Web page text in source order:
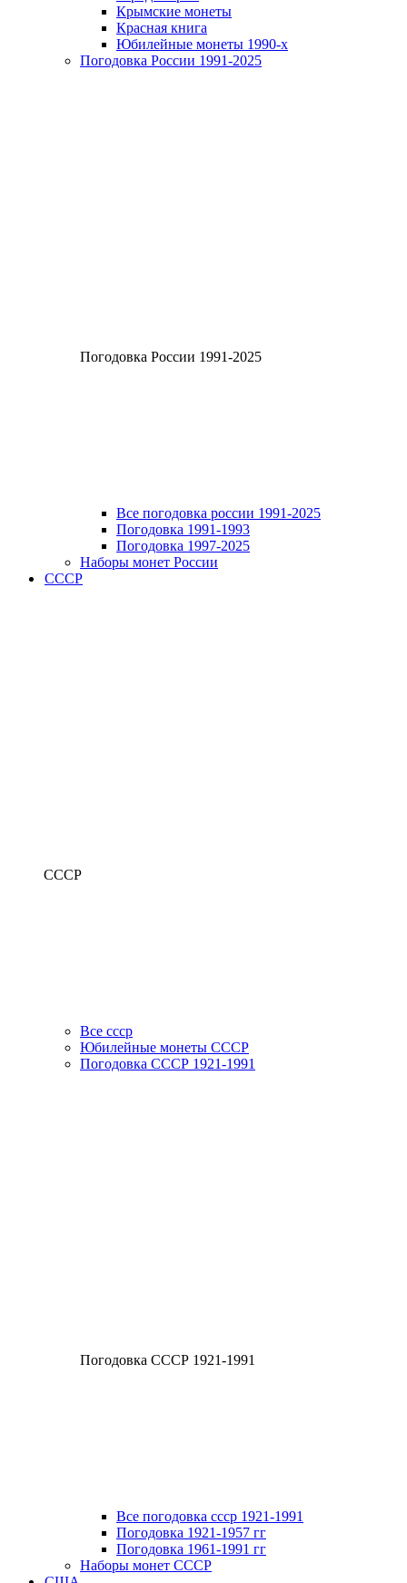
Крымские монеты
Красная книга
Юбилейные монеты 1990-х
Погодовка России 1991-2025
Погодовка России 1991-2025
Все погодовка россии 1991-2025
Погодовка 1991-1993
Погодовка 1997-2025
Наборы монет России
СССР
СССР
Все ссср
Юбилейные монеты СССР
Погодовка СССР 1921-1991
Погодовка СССР 1921-1991
Все погодовка ссср 1921-1991
Погодовка 1921-1957 гг
Погодовка 1961-1991 гг
Наборы монет СССР